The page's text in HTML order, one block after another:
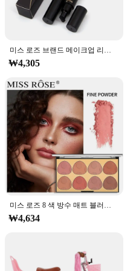
미스 로즈 브랜드 메이크업 리퀴드 아이 라이너 펜슬 퀵 드라이 워터 프루프 아이 라이너 블랙 컬러 아이 윙 스탬프 아이 펜슬 #250047
₩4,305
미스 로즈 8 색 방수 매트 블러쉬 팔레트 메이크업, 오래 지속되는 컨투어 블러쉬 하이라이터 및 브론저 플러시 파우더 화장품
₩4,634